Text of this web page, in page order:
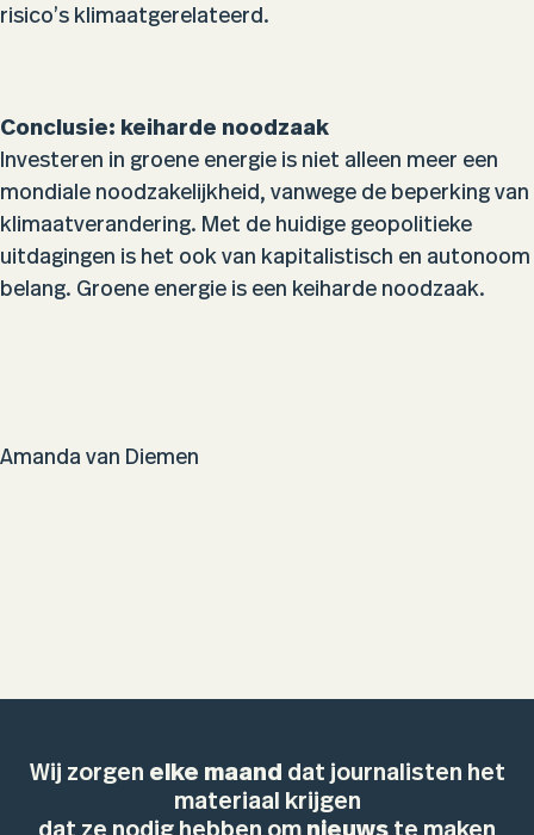
risico’s klimaatgerelateerd.
Conclusie: keiharde noodzaak
Investeren in groene energie is niet alleen meer een
mondiale noodzakelijkheid, vanwege de beperking van
klimaatverandering. Met de huidige geopolitieke
uitdagingen is het ook van kapitalistisch en autonoom
belang. Groene energie is een keiharde noodzaak.
Amanda van Diemen
Wij zorgen elke maand dat journalisten het
materiaal krijgen
dat ze nodig hebben om nieuws te maken